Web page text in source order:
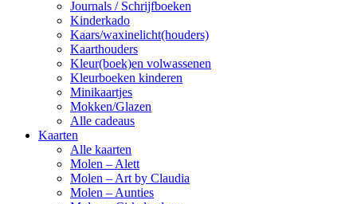
Journals / Schrijfboeken
Kinderkado
Kaars/waxinelicht(houders)
Kaarthouders
Kleur(boek)en volwassenen
Kleurboeken kinderen
Minikaartjes
Mokken/Glazen
Alle cadeaus
Kaarten
Alle kaarten
Molen – Alett
Molen – Art by Claudia
Molen – Aunties